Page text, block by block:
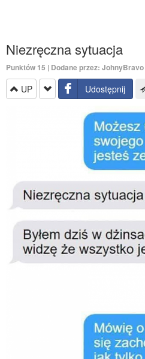
Niezręczna sytuacja
Punktów 15 | Dodane przez: JohnyBravo
UP Udostępnij